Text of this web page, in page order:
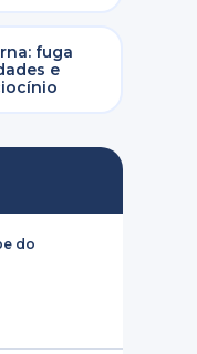
fuga
e
do